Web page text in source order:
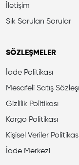
İletişim
Sık Sorulan Sorular
SÖZLEŞMELER
İade Politikası
Mesafeli Satış
Gizlilik Politikası
Kargo Politikası
Kişisel Veriler
İade Merkezi